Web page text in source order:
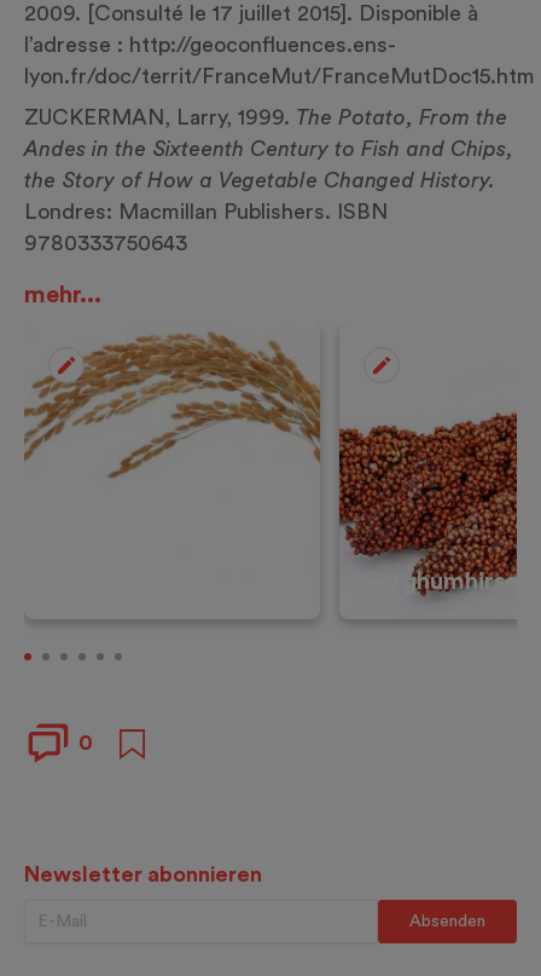
2009. [Consulté le 17 juillet 2015]. Disponible à
l’adresse : http://geoconfluences.ens-
lyon.fr/doc/territ/FranceMut/FranceMutDoc15.htm
ZUCKERMAN, Larry, 1999. The Potato, From the
Andes in the Sixteenth Century to Fish and Chips,
the Story of How a Vegetable Changed History.
Londres: Macmillan Publishers. ISBN
9780333750643
mehr...
Sorghumhirse
0
Newsletter abonnieren